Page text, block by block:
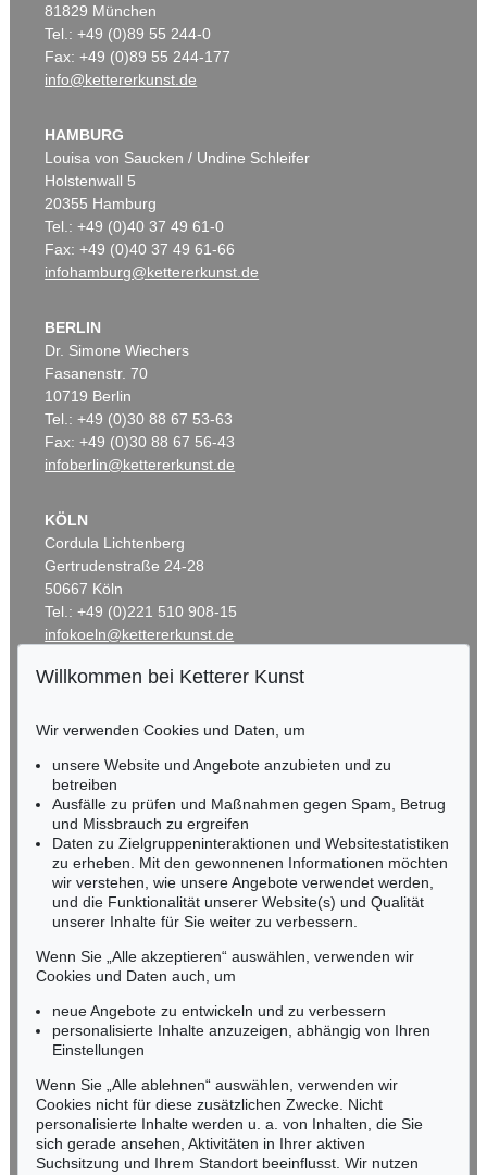
81829 München
Tel.: +49 (0)89 55 244-0
Fax: +49 (0)89 55 244-177
info@kettererkunst.de
HAMBURG
Louisa von Saucken / Undine Schleifer
Holstenwall 5
20355 Hamburg
Tel.: +49 (0)40 37 49 61-0
Fax: +49 (0)40 37 49 61-66
infohamburg@kettererkunst.de
BERLIN
Dr. Simone Wiechers
Fasanenstr. 70
10719 Berlin
Tel.: +49 (0)30 88 67 53-63
Fax: +49 (0)30 88 67 56-43
infoberlin@kettererkunst.de
KÖLN
Cordula Lichtenberg
Gertrudenstraße 24-28
50667 Köln
Tel.: +49 (0)221 510 908-15
infokoeln@kettererkunst.de
RHEINLAND-PFALZ
Miriam Heß
Tel.: +49 (0)62 21 58 80-038
Fax: +49 (0)62 21 58 80-595
infoheidelberg@kettererkunst.de
NORDDEUTSCHLAND
Nico Kassel, M.A.
Tel.: +49 (0)89 55244-164
Mobil: +49 (0)171 8618661
n.kassel@kettererkunst.de
Keine Auktion mehr verpassen!
Wir informieren Sie rechtzeitig.
Willkommen bei Ketterer Kunst
Wir verwenden Cookies und Daten, um
unsere Website und Angebote anzubieten und zu
betreiben
Ausfälle zu prüfen und Maßnahmen gegen Spam, Betrug
und Missbrauch zu ergreifen
Daten zu Zielgruppeninteraktionen und Websitestatistiken
zu erheben. Mit den gewonnenen Informationen möchten
wir verstehen, wie unsere Angebote verwendet werden,
und die Funktionalität unserer Website(s) und Qualität
unserer Inhalte für Sie weiter zu verbessern.
Wenn Sie „Alle akzeptieren“ auswählen, verwenden wir
Cookies und Daten auch, um
neue Angebote zu entwickeln und zu verbessern
personalisierte Inhalte anzuzeigen, abhängig von Ihren
Einstellungen
Wenn Sie „Alle ablehnen“ auswählen, verwenden wir
Cookies nicht für diese zusätzlichen Zwecke. Nicht
personalisierte Inhalte werden u. a. von Inhalten, die Sie
sich gerade ansehen, Aktivitäten in Ihrer aktiven
Suchsitzung und Ihrem Standort beeinflusst. Wir nutzen